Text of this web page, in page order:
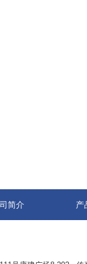
简介 产